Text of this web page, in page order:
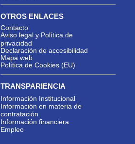
OTROS ENLACES
Contacto
Aviso legal y Política de
privacidad
Declaración de accesibilidad
Mapa web
Política de Cookies (EU)
TRANSPARIENCIA
Información Institucional
Información en materia de
contratación
Información financiera
Empleo